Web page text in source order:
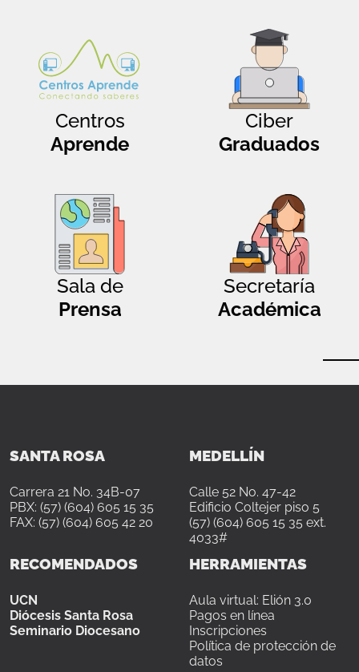
Centros
Aprende
Ciber
Graduados
Sala de
Prensa
Secretaría
Académica
SANTA ROSA
Carrera 21 No. 34B-07
PBX: (57) (604) 605 15 35
FAX: (57) (604) 605 42 20
MEDELLÍN
Calle 52 No. 47-42
Edificio Coltejer piso 5
(57) (604) 605 15 35 ext.
4033#
RECOMENDADOS
UCN
Diócesis Santa Rosa
Seminario Diocesano
HERRAMIENTAS
Aula virtual: Elión 3.0
Pagos en línea
Inscripciones
Política de protección de
datos